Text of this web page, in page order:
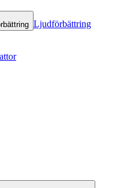
Ljudförbättring